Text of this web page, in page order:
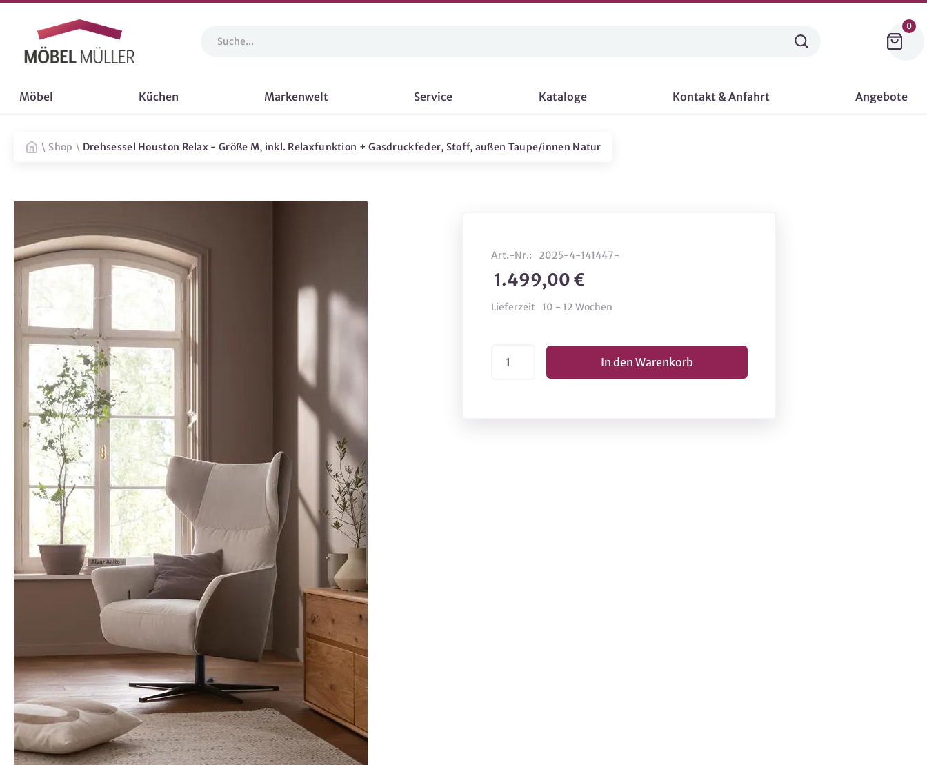
0
Möbel Küchen Markenwelt Service Kataloge Kontakt & Anfahrt Angebote
\ Shop \ Drehsessel Houston Relax - Größe M, inkl. Relaxfunktion + Gasdruckfeder, Stoff, außen Taupe/innen Natur
Art.-Nr.: 2025-4-141447-
1.499,00 €
Lieferzeit 10 - 12 Wochen